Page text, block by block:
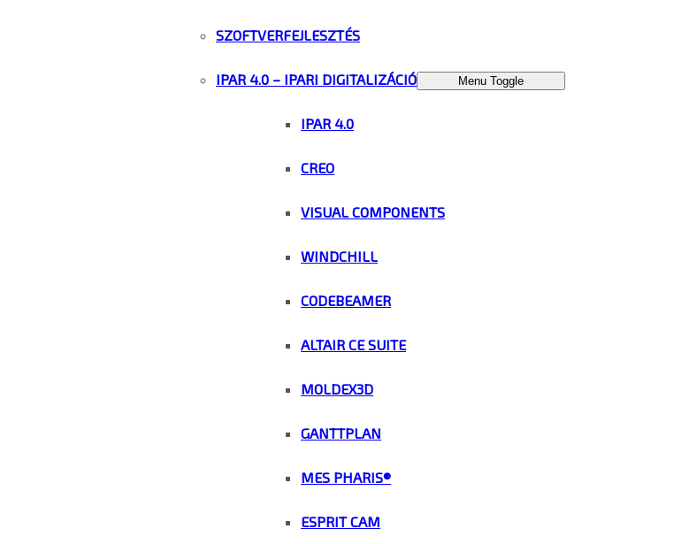
SZOFTVERFEJLESZTÉS
IPAR 4.0 – IPARI DIGITALIZÁCIÓ Menu Toggle
IPAR 4.0
CREO
VISUAL COMPONENTS
WINDCHILL
CODEBEAMER
ALTAIR CE SUITE
MOLDEX3D
GANTTPLAN
MES PHARIS®
ESPRIT CAM